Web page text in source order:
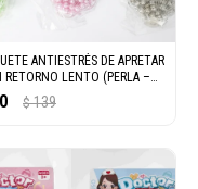
ANTIESTRÉS DE APRETAR
RETORNO LENTO (PERLA –
$ 139